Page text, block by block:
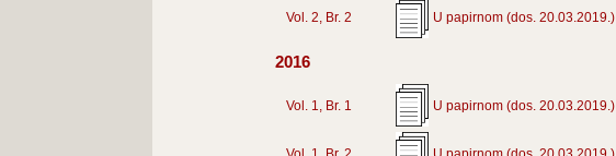
Vol. 2, Br. 2 U papirnom (dos. 20.03.2019.)
2016
Vol. 1, Br. 1 U papirnom (dos. 20.03.2019.)